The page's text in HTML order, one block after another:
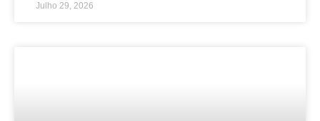
Julho 29, 2026